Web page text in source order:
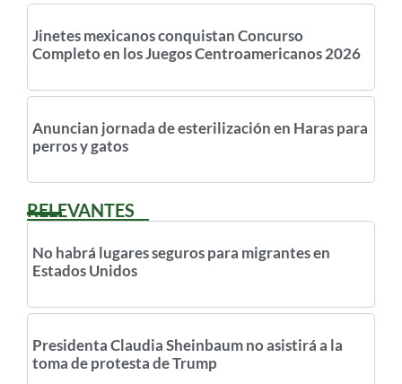
Jinetes mexicanos conquistan Concurso
Completo en los Juegos Centroamericanos 2026
Anuncian jornada de esterilización en Haras para
perros y gatos
RELEVANTES
No habrá lugares seguros para migrantes en
Estados Unidos
Presidenta Claudia Sheinbaum no asistirá a la
toma de protesta de Trump